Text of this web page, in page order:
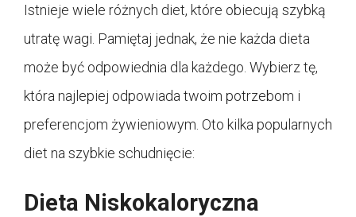
Istnieje wiele różnych diet, które obiecują szybką
utratę wagi. Pamiętaj jednak, że nie każda dieta
może być odpowiednia dla każdego. Wybierz tę,
która najlepiej odpowiada twoim potrzebom i
preferencjom żywieniowym. Oto kilka popularnych
diet na szybkie schudnięcie:
Dieta Niskokaloryczna